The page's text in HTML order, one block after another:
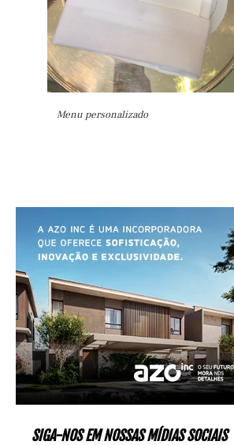
Menu personalizado
SIGA-NOS EM NOSSAS MÍDIAS SOCIAIS